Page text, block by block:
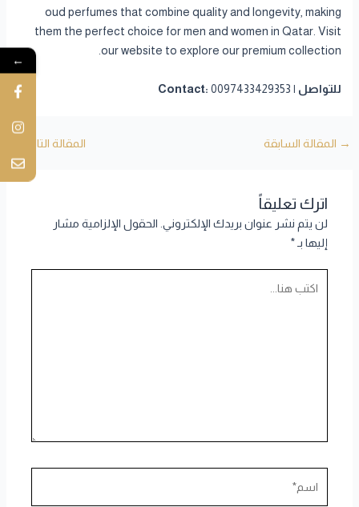
oud perfumes that combine quality and longevity, making
them the perfect choice for men and women in Qatar. Visit
our website to explore our premium collection.
للتواصل | Contact: 0097433429353
→ المقالة السابقة المقالة التالية
اترك تعليقاً
لن يتم نشر عنوان بريدك الإلكتروني. الحقول الإلزامية مشار
إليها بـ*
←